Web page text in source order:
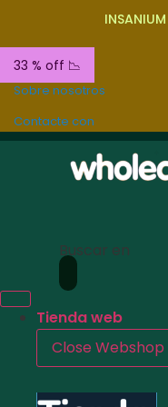
33 % off 📉
Sobre nosotros
Contacte con
Buscar en
Tienda web
Close Webshop